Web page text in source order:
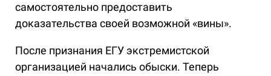
самостоятельно предоставить
доказательства своей возможной «вины».
После признания ЕГУ экстремистской
организацией начались обыски. Теперь